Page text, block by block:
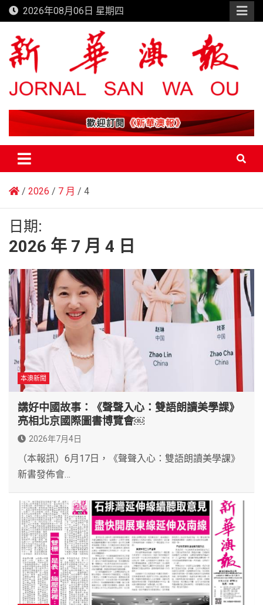
Skip
to
content
2026年08月06日 星期四
新華澳報
2026 7 月 4
日期:
2026 年 7 月 4 日
本澳新聞
講好中國故事：《聲聲入心：雙語朗讀美學課》
亮相北京國際圖書博覽會￼
2026年7月4日
（本報訊）6月17日，《聲聲入心：雙語朗讀美學課》
新書發佈會…